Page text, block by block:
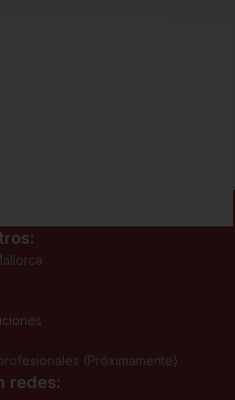
(Próximamente)
redes: